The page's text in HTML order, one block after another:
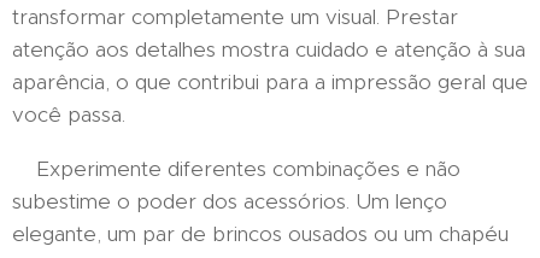
transformar completamente um visual. Prestar
atenção aos detalhes mostra cuidado e atenção à sua
aparência, o que contribui para a impressão geral que
você passa.
Experimente diferentes combinações e não
subestime o poder dos acessórios. Um lenço
elegante, um par de brincos ousados ou um chapéu